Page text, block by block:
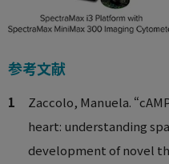
参考文献
Zaccolo, Manuela.
heart: understanding
development of novel